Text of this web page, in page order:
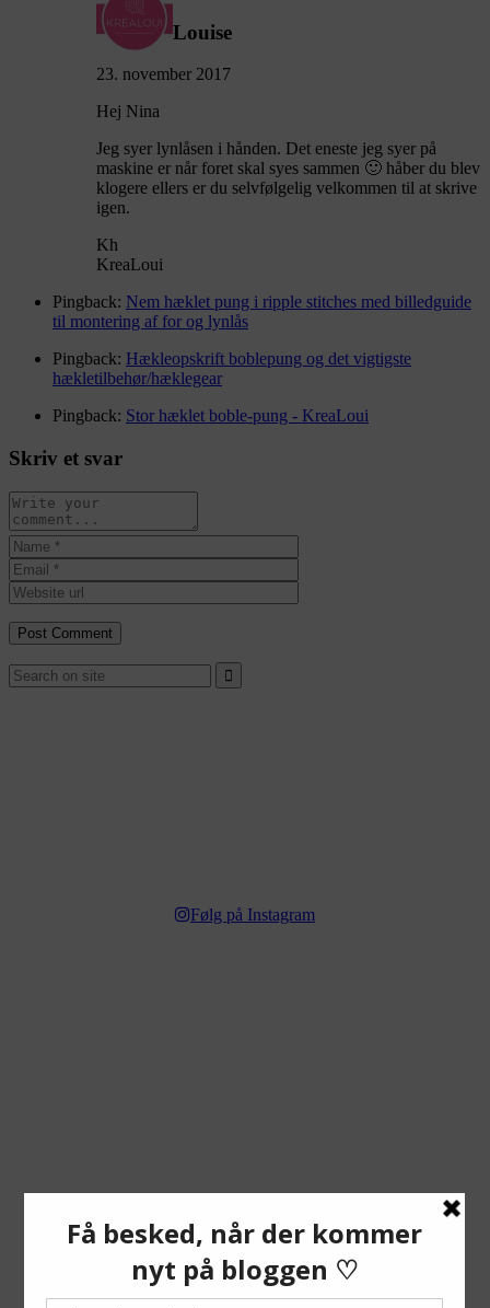
Louise
23. november 2017
Hej Nina
Jeg syer lynlåsen i hånden. Det eneste jeg syer på
maskine er når foret skal syes sammen 🙂 håber du blev
klogere ellers er du selvfølgelig velkommen til at skrive
igen.
Kh
KreaLoui
Pingback: Nem hæklet pung i ripple stitches med billedguide
til montering af for og lynlås
Pingback: Hækleopskrift boblepung og det vigtigste
hækletilbehør/hæklegear
Pingback: Stor hæklet boble-pung - KreaLoui
Skriv et svar
Følg på Instagram